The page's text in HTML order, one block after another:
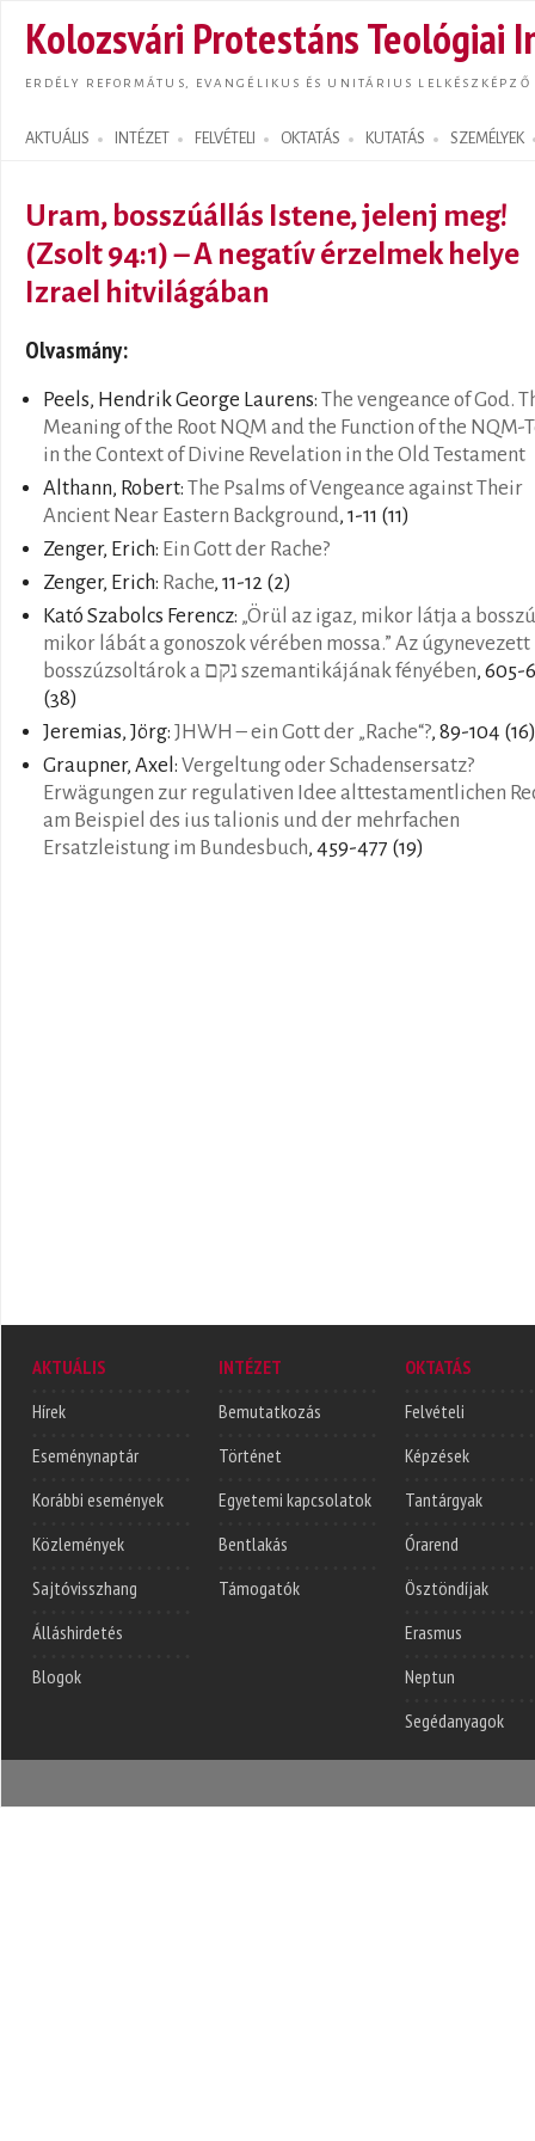
Kolozsvári Protestáns Teológiai
ERDÉLY REFORMÁTUS, EVANGÉLIKUS ÉS UNITÁRIUS LELKÉSZKÉPZŐ
AKTUÁLIS INTÉZET FELVÉTELI OKTATÁS KUTATÁS SZEMÉLYEK
Search form
Uram, bosszúállás Istene, jelenj meg!
(Zsolt 94:1) – A negatív érzelmek helye
Izrael hitvilágában
Olvasmány:
Peels, Hendrik George Laurens: The vengeance of God.
Meaning of the Root NQM and the Function of the NQM-
in the Context of Divine Revelation in the Old Testament
Althann, Robert: The Psalms of Vengeance against Their
Ancient Near Eastern Background, 1-11 (11)
Zenger, Erich: Ein Gott der Rache?
Zenger, Erich: Rache, 11-12 (2)
Kató Szabolcs Ferencz: „Örül az igaz, mikor látja a
mikor lábát a gonoszok vérében mossa.” Az úgynevezett
bosszúzsoltárok a נקם szemantikájának fényében, 605-
(38)
Jeremias, Jörg: JHWH – ein Gott der „Rache“?, 89-104 (16)
Graupner, Axel: Vergeltung oder Schadensersatz?
Erwägungen zur regulativen Idee alttestamentlichen
am Beispiel des ius talionis und der mehrfachen
Ersatzleistung im Bundesbuch, 459-477 (19)
AKTUÁLIS
Hírek
Eseménynaptár
Korábbi események
Közlemények
Sajtóvisszhang
Álláshirdetés
Blogok
INTÉZET
Bemutatkozás
Történet
Egyetemi kapcsolatok
Bentlakás
Támogatók
OKTATÁS
Felvételi
Képzések
Tantárgyak
Órarend
Ösztöndíjak
Erasmus
Neptun
Segédanyagok